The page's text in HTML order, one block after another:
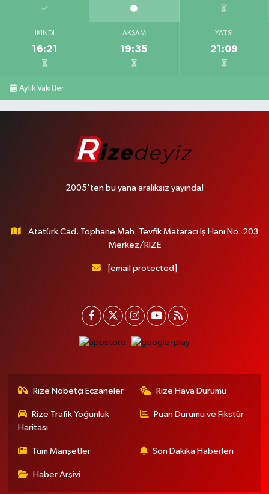
İKINDI
16:21
AKŞAM
19:35
YATSI
21:09
Aylık Vakitler
2005'ten bu yana aralıksız yayında!
Atatürk Cad. Tophane Mah. Tevfik Mataracı İş Hanı No: 203
Merkez/RİZE
[email protected]
Rize Nöbetçi Eczaneler Rize Hava Durumu
Rize Trafik Yoğunluk
Haritası
Puan Durumu ve Fikstür
Tüm Manşetler Son Dakika Haberleri
Haber Arşivi